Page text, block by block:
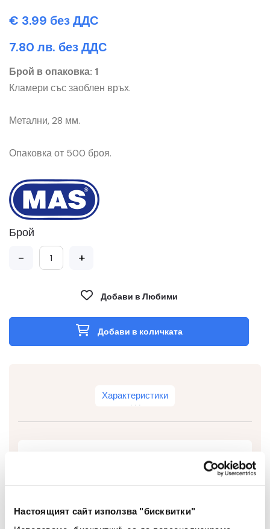
Настоящият сайт използва "бисквитки"
€ 3.99 без ДДС
7.80 лв. без ДДС
Брой в опаковка: 1
Кламери със заоблен връх.
Метални, 28 мм.
Опаковка от 500 броя.
Брой
- +
Добави в Любими
Добави в количката
Характеристики
Цвят